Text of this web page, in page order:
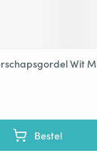
Wit M
Bestel